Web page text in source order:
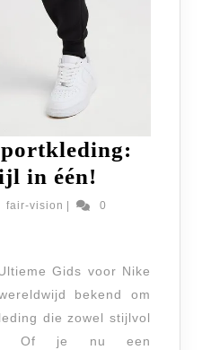
in één!
Nike
en
Stijl
in
fair-vision fair-
|
0
Gids voor Nike
bekend om
die zowel stijlvol
Of je nu een